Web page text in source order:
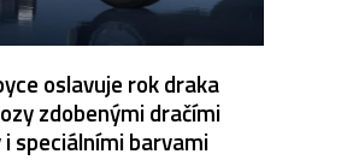
oslavuje rok draka
zdobenými dračími
speciálními barvami